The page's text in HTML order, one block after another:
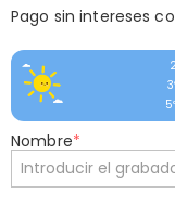
Pago sin intereses
Nombre*